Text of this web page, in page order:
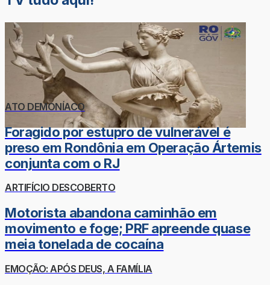
ATO DEMONÍACO
Foragido por estupro de vulnerável é
preso em Rondônia em Operação Ártemis
conjunta com o RJ
ARTIFÍCIO DESCOBERTO
Motorista abandona caminhão em
movimento e foge; PRF apreende quase
meia tonelada de cocaína
EMOÇÃO: APÓS DEUS, A FAMÍLIA